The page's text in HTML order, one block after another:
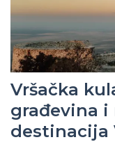
Vršačka
građevina i
destinacija